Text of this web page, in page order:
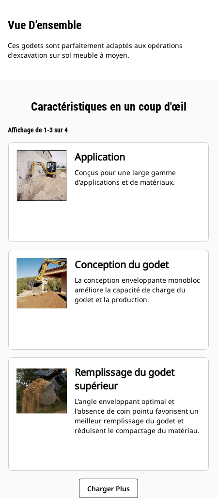
Vue D'ensemble
Ces godets sont parfaitement adaptés aux opérations
d'excavation sur sol meuble à moyen.
Caractéristiques en un coup d'œil
Affichage de 1-3 sur 4
Application
Conçus pour une large gamme
d'applications et de matériaux.
Conception du godet
La conception enveloppante monobloc
améliore la capacité de charge du
godet et la production.
Remplissage du godet
supérieur
L'angle enveloppant optimal et
l'absence de coin pointu favorisent un
meilleur remplissage du godet et
réduisent le compactage du matériau.
Charger Plus